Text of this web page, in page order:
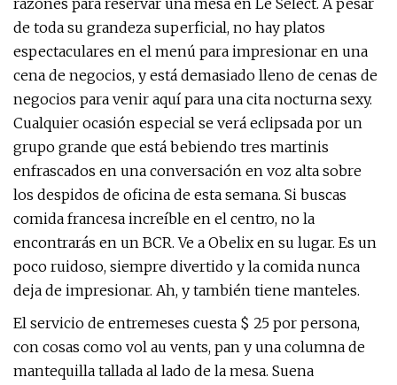
razones para reservar una mesa en Le Select. A pesar
de toda su grandeza superficial, no hay platos
espectaculares en el menú para impresionar en una
cena de negocios, y está demasiado lleno de cenas de
negocios para venir aquí para una cita nocturna sexy.
Cualquier ocasión especial se verá eclipsada por un
grupo grande que está bebiendo tres martinis
enfrascados en una conversación en voz alta sobre
los despidos de oficina de esta semana. Si buscas
comida francesa increíble en el centro, no la
encontrarás en un BCR. Ve a Obelix en su lugar. Es un
poco ruidoso, siempre divertido y la comida nunca
deja de impresionar. Ah, y también tiene manteles.
El servicio de entremeses cuesta $ 25 por persona,
con cosas como vol au vents, pan y una columna de
mantequilla tallada al lado de la mesa. Suena